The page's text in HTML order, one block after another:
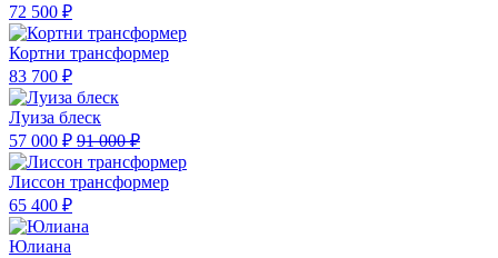
72 500 ₽
Кортни трансформер
83 700 ₽
Луиза блеск
57 000 ₽ 91 000 ₽
Лиссон трансформер
65 400 ₽
Юлиана